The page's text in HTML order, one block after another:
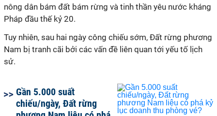
nông dân bám đất bám rừng và tinh thần yêu nước kháng
Pháp đầu thế kỷ 20.
Tuy nhiên, sau hai ngày công chiếu sớm, Đất rừng phương
Nam bị tranh cãi bởi các vấn đề liên quan tới yếu tố lịch
sử.
Gần 5.000 suất
chiếu/ngày, Đất rừng